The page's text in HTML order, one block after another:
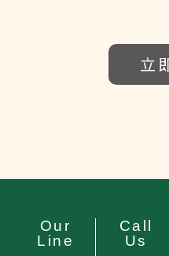
立
Our
Line
Call
Us